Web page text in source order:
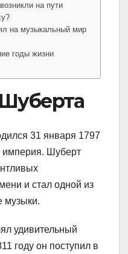
на пути
на музыкальный мир
годы жизни
31 января 1797
империя. Шуберт
и стал одной из
музыки.
удивительный
году он поступил в